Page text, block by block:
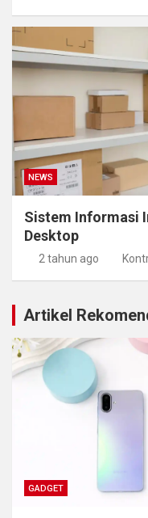
NEWS
Sistem Informasi
Desktop
2 tahun ago
Artikel
GADGET